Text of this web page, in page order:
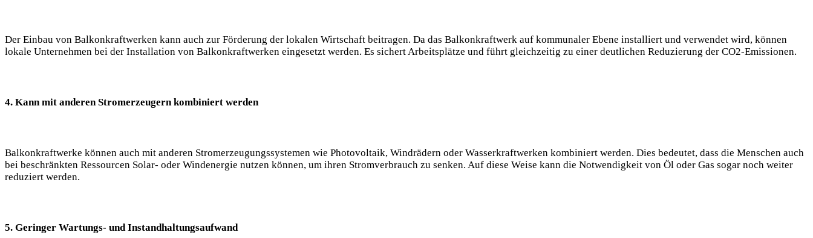
Der Einbau von Balkonkraftwerken kann auch zur ⁣Förderung der lokalen Wirtschaft beitragen. Da das⁢ Balkonkraftwerk ‌auf kommunaler Ebene installiert und verwendet wird, ⁢können
lokale Unternehmen ‌bei ⁢der⁤ Installation von Balkonkraftwerken eingesetzt werden.‌ Es sichert Arbeitsplätze​ und⁤ führt gleichzeitig zu einer ‍deutlichen Reduzierung der​ CO2-Emissionen.
4. Kann mit anderen Stromerzeugern kombiniert werden
Balkonkraftwerke können auch‍ mit⁣ anderen⁢ Stromerzeugungssystemen wie Photovoltaik, Windrädern oder Wasserkraftwerken⁤ kombiniert ​werden. ​Dies bedeutet, dass‌ die ⁣Menschen ‌auch
bei beschränkten Ressourcen Solar- oder⁤ Windenergie nutzen können, um ihren Stromverbrauch zu ‌senken. Auf diese Weise kann die Notwendigkeit von Öl oder​ Gas sogar noch weiter⁣
reduziert werden.
5. Geringer Wartungs-⁤ und ⁢Instandhaltungsaufwand